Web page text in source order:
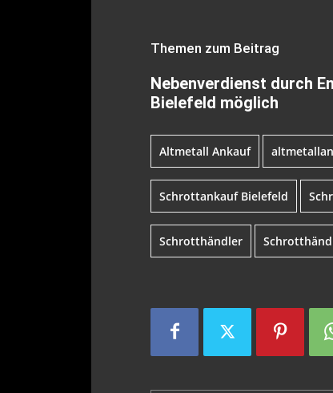
Themen zum Beitrag
Nebenverdienst durch
Bielefeld möglich
Altmetall Ankauf
Schrottankauf Bielefeld
Schrotthändler